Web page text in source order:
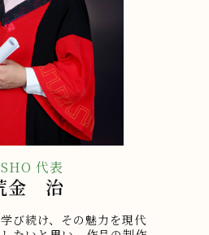
代表
金 治
び続け、その魅力を現代